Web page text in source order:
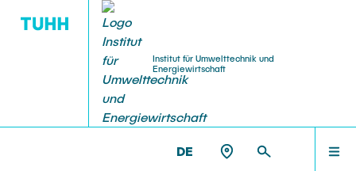
Institut für Umwelttechnik und
Energiewirtschaft
DE
HOME FORSCHUNG
LEHRE
MITARBEITENDE
VERANSTALTUNGEN
IUE >LEHRE